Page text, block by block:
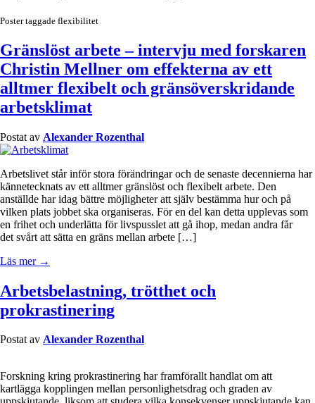
Poster taggade flexibilitet
Gränslöst arbete – intervju med forskaren
Christin Mellner om effekterna av ett
alltmer flexibelt och gränsöverskridande
arbetsklimat
Postat av Alexander Rozenthal
Arbetslivet står inför stora förändringar och de senaste decennierna har
kännetecknats av ett alltmer gränslöst och flexibelt arbete. Den
anställde har idag bättre möjligheter att själv bestämma hur och på
vilken plats jobbet ska organiseras. För en del kan detta upplevas som
en frihet och underlätta för livspusslet att gå ihop, medan andra får
det svårt att sätta en gräns mellan arbete […]
Läs mer →
Arbetsbelastning, trötthet och
prokrastinering
Postat av Alexander Rozenthal
Forskning kring prokrastinering har framförallt handlat om att
kartlägga kopplingen mellan personlighetsdrag och graden av